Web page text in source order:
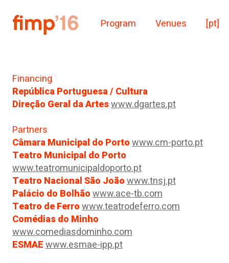
Program Venues [pt]
Financing
República Portuguesa / Cultura
Direção Geral da Arteswww.dgartes.pt
Partners
Câmara Municipal do Portowww.cm-porto.pt
Teatro Municipal do Porto
www.teatromunicipaldoporto.pt
Teatro Nacional São Joãowww.tnsj.pt
Palácio do Bolhãowww.ace-tb.com
Teatro de Ferrowww.teatrodeferro.com
Comédias do Minho
www.comediasdominho.com
ESMAEwww.esmae-ipp.pt